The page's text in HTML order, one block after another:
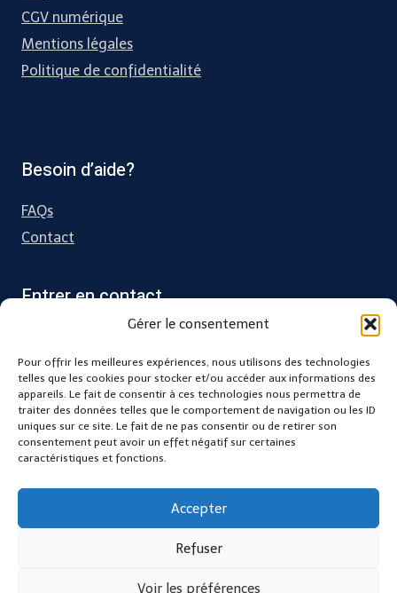
Gérer le consentement
Pour offrir les meilleures expériences, nous utilisons des technologies
telles que les cookies pour stocker et/ou accéder aux informations des
appareils. Le fait de consentir à ces technologies nous permettra de
traiter des données telles que le comportement de navigation ou les ID
uniques sur ce site. Le fait de ne pas consentir ou de retirer son
consentement peut avoir un effet négatif sur certaines
caractéristiques et fonctions.
Accepter
Refuser
Voir les préférences
CGV numérique
Mentions légales
Politique de confidentialité
Besoin d’aide?
FAQs
Contact
Entrer en contact
31 grande rue, 17330 Villeneuve la Comtesse
contact@kifbody.fr
© 2026 KIFBODY les formations qui ont du sens - Thème WordPress